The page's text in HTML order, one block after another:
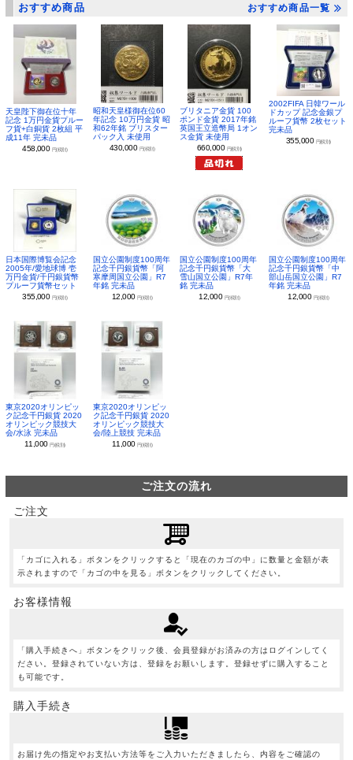
おすすめ商品 おすすめ商品一覧
天皇陛下御在位十年
記念 1万円金貨プルー
フ貨+白銅貨 2枚組 平
成11年 完未品
458,000 円(税別)
昭和天皇様御在位60
年記念 10万円金貨 昭
和62年銘 ブリスター
パック入 未使用
430,000 円(税別)
ブリタニア金貨 100
ポンド金貨 2017年銘
英国王立造幣局 1オン
ス金貨 未使用
660,000 円(税別)
2002FIFA 日韓ワール
ドカップ 記念金銀プ
ルーフ貨幣 2枚セット
完未品
355,000 円(税別)
日本国際博覧会記念
2005年/愛地球博 壱
万円金貨/千円銀貨幣
プルーフ貨幣セット
355,000 円(税別)
国立公園制度100周年
記念千円銀貨幣「阿
寒摩周国立公園」R7
年銘 完未品
12,000 円(税別)
国立公園制度100周年
記念千円銀貨幣「大
雪山国立公園」R7年
銘 完未品
12,000 円(税別)
国立公園制度100周年
記念千円銀貨幣「中
部山岳国立公園」R7
年銘 完未品
12,000 円(税別)
東京2020オリンピッ
ク記念千円銀貨 2020
オリンピック競技大
会/水泳 完未品
11,000円(税別)
東京2020オリンピッ
ク記念千円銀貨 2020
オリンピック競技大
会/陸上競技 完未品
11,000 円(税別)
ご注文の流れ
ご注文
「カゴに入れる」ボタンをクリックすると「現在のカゴの中」に数量と金額が表
示されますので「カゴの中を見る」ボタンをクリックしてください。
お客様情報
「購入手続きへ」ボタンをクリック後、会員登録がお済みの方はログインしてく
ださい。登録されていない方は、登録をお願いします。登録せずに購入すること
も可能です。
購入手続き
お届け先の指定やお支払い方法等をご入力いただきましたら、内容をご確認の